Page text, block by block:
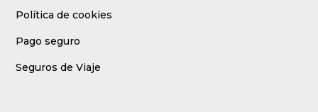
Política de cookies
Pago seguro
Seguros de Viaje